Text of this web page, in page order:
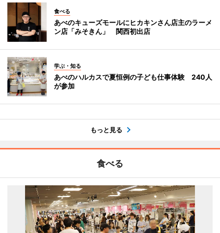
食べる
あべのキューズモールにヒカキンさん店主のラーメ
ン店「みそきん」 関西初出店
学ぶ・知る
あべのハルカスで夏恒例の子ども仕事体験 240人
が参加
もっと見る
食べる